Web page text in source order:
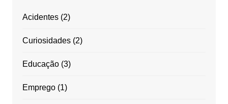
Acidentes(2)
Curiosidades(2)
Educação(3)
Emprego(1)